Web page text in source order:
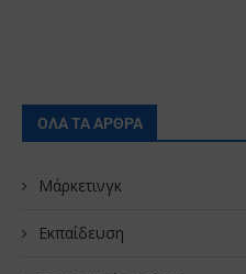
ΟΛΑ ΤΑ ΑΡΘΡΑ
Μάρκετινγκ
Εκπαίδευση